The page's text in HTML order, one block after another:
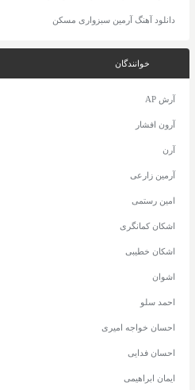
دانلود آهنگ آرمین سبزواری مسکن
خوانندگان
آرش AP
آرون افشار
آرن
آرمین زارعی
امین رستمی
اشکان کمانگری
اشکان خطیبی
اشوان
احمد سلو
احسان خواجه امیری
احسان فدایی
ایمان ابراهیمی